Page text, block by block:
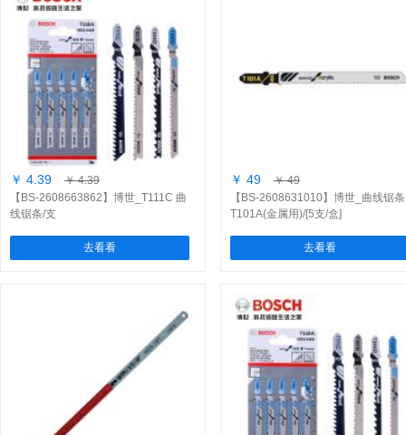
￥ 4.39
￥ 4.39
【BS-2608663862】博世_T111C 曲
线锯条/支
去看看
￥ 49
￥ 49
【BS-2608631010】博世_曲线锯条
T101A(金属用)/[5支/盒]
去看看